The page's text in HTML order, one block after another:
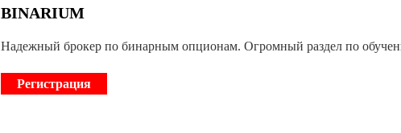
BINARIUM
Надежный брокер по бинарным опционам. Огромный раздел по
Регистрация